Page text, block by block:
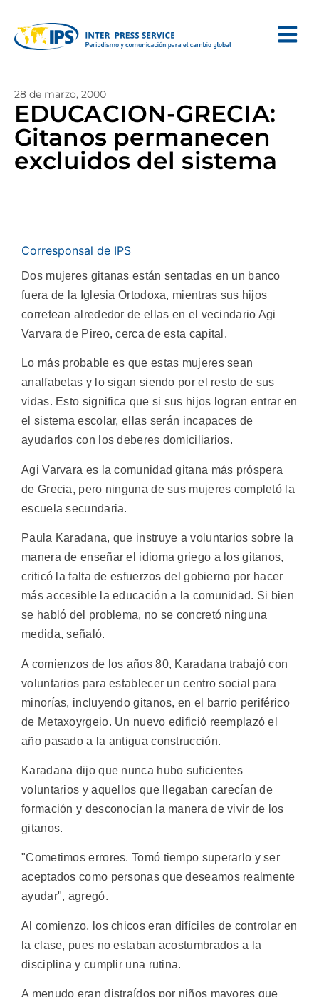
28 de marzo, 2000
EDUCACION-GRECIA:
Gitanos permanecen
excluidos del sistema
Corresponsal de IPS
Dos mujeres gitanas están sentadas en un banco
fuera de la Iglesia Ortodoxa, mientras sus hijos
corretean alrededor de ellas en el vecindario Agi
Varvara de Pireo, cerca de esta capital.
Lo más probable es que estas mujeres sean
analfabetas y lo sigan siendo por el resto de sus
vidas. Esto significa que si sus hijos logran entrar en
el sistema escolar, ellas serán incapaces de
ayudarlos con los deberes domiciliarios.
Agi Varvara es la comunidad gitana más próspera
de Grecia, pero ninguna de sus mujeres completó la
escuela secundaria.
Paula Karadana, que instruye a voluntarios sobre la
manera de enseñar el idioma griego a los gitanos,
criticó la falta de esfuerzos del gobierno por hacer
más accesible la educación a la comunidad. Si bien
se habló del problema, no se concretó ninguna
medida, señaló.
A comienzos de los años 80, Karadana trabajó con
voluntarios para establecer un centro social para
minorías, incluyendo gitanos, en el barrio periférico
de Metaxoyrgeio. Un nuevo edifició reemplazó el
año pasado a la antigua construcción.
Karadana dijo que nunca hubo suficientes
voluntarios y aquellos que llegaban carecían de
formación y desconocían la manera de vivir de los
gitanos.
"Cometimos errores. Tomó tiempo superarlo y ser
aceptados como personas que deseamos realmente
ayudar", agregó.
Al comienzo, los chicos eran difíciles de controlar en
la clase, pues no estaban acostumbrados a la
disciplina y cumplir una rutina.
A menudo eran distraídos por niños mayores que